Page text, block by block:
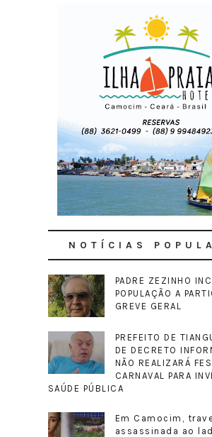
NOTÍCIAS
PADRE ZEZINHO
POPULAÇÃO A
GREVE GERAL
PREFEITO DE
DE DECRETO
NÃO REALIZARÁ
CARNAVAL PARA
SAÚDE PÚBLICA
Em Camocim,
assassinada ao